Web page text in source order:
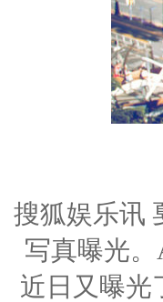
搜狐娱乐讯
写真曝光
近日又曝光